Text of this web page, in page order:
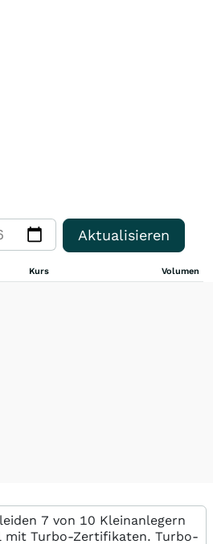
Aktualisieren
Kurs Volumen
7 von 10 Kleinanlegern
mit Turbo-Zertifikaten. Turbo-